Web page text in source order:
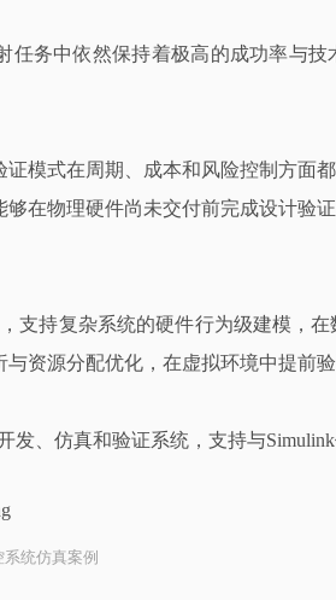
务中依然保持着极高的成功率与
模式在周期、成本和风险控制方面
在物理硬件尚未交付前完成设计验
支持复杂系统的硬件行为级建模，
资源分配优化，在虚拟环境中提前
、仿真和验证系统，支持与
统仿真案例